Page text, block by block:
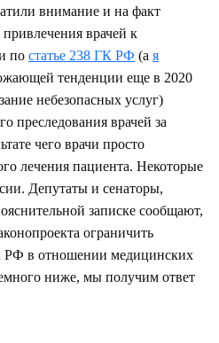
внимание и на факт
привлечения врачей к
по статье 238 ГК РФ (а я
тенденции еще в 2020
небезопасных услуг)
преследования врачей за
чего врачи просто
лечения пациента. Некоторые
Депутаты и сенаторы,
записке сообщают,
ограничить
РФ в отношении медицинских
ниже, мы получим ответ